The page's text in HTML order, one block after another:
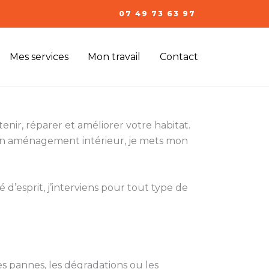
07 49 73 63 97
Mes services Mon travail Contact
réparer et améliorer votre habitat.
aménagement intérieur, je mets mon
j’interviens pour tout type de
les dégradations ou les